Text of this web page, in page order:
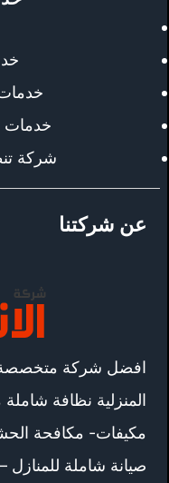
خدمات
شركة
عن شركتنا
افضل شركة متخصصة
المنزلية نظافة
مكيفات- مكافحة
صيانة شاملة